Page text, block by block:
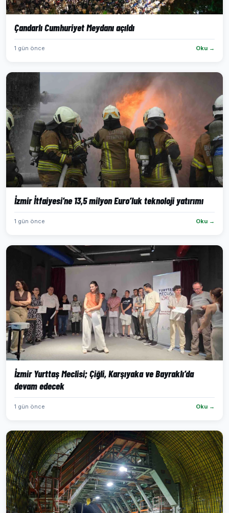
Çandarlı Cumhuriyet Meydanı açıldı
1 gün önce Oku →
İzmir İtfaiyesi’ne 13,5 milyon Euro’luk teknoloji yatırımı
1 gün önce Oku →
İzmir Yurttaş Meclisi; Çiğli, Karşıyaka ve Bayraklı’da
devam edecek
1 gün önce Oku →